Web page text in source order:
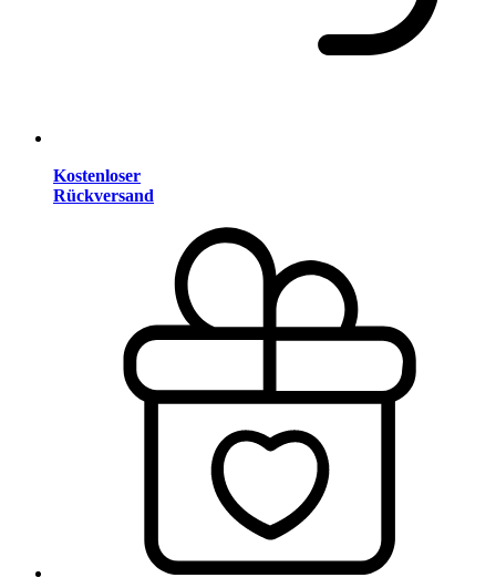
Kostenloser
Rückversand